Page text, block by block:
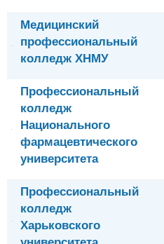
Медицинский
профессиональный
колледж ХНМУ
Профессиональный
колледж
Национального
фармацевтического
университета
Профессиональный
колледж
Харьковского